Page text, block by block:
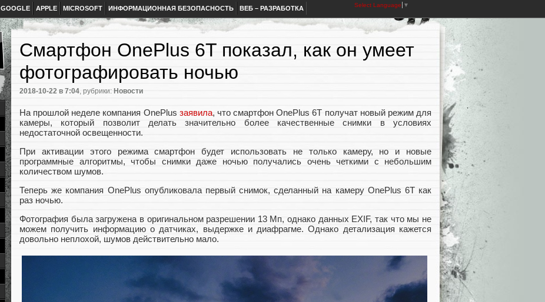
GOOGLE APPLE MICROSOFT ИНФОРМАЦИОННАЯ БЕЗОПАСНОСТЬ ВЕБ – РАЗРАБОТКА Select Language ▼
Смартфон OnePlus 6T показал, как он умеет
фотографировать ночью
2018-10-22 в 7:04, рубрики: Новости
На прошлой неделе компания OnePlus заявила, что смартфон OnePlus 6T получат новый режим для
камеры, который позволит делать значительно более качественные снимки в условиях
недостаточной освещенности.
При активации этого режима смартфон будет использовать не только камеру, но и новые
программные алгоритмы, чтобы снимки даже ночью получались очень четкими с небольшим
количеством шумов.
Теперь же компания OnePlus опубликовала первый снимок, сделанный на камеру OnePlus 6T как
раз ночью.
Фотография была загружена в оригинальном разрешении 13 Мп, однако данных EXIF, так что мы не
можем получить информацию о датчиках, выдержке и диафрагме. Однако детализация кажется
довольно неплохой, шумов действительно мало.